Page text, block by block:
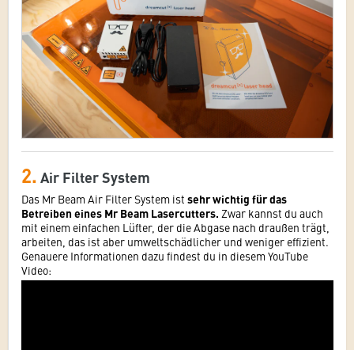
2.Air Filter System
Das Mr Beam Air Filter System ist sehr wichtig für das
Betreiben eines Mr Beam Lasercutters. Zwar kannst du auch
mit einem einfachen Lüfter, der die Abgase nach draußen trägt,
arbeiten, das ist aber umweltschädlicher und weniger effizient.
Genauere Informationen dazu findest du in diesem YouTube
Video: